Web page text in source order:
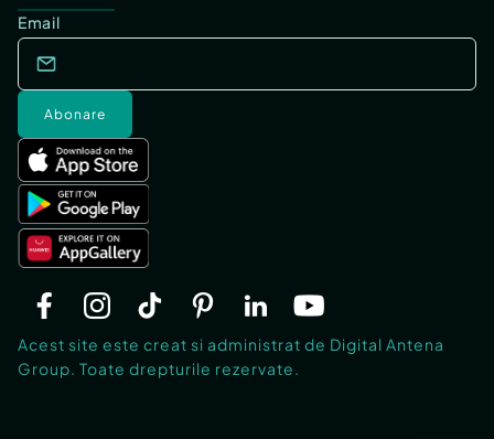
Email
Abonare
Acest site este creat si administrat de Digital Antena
Group. Toate drepturile rezervate.